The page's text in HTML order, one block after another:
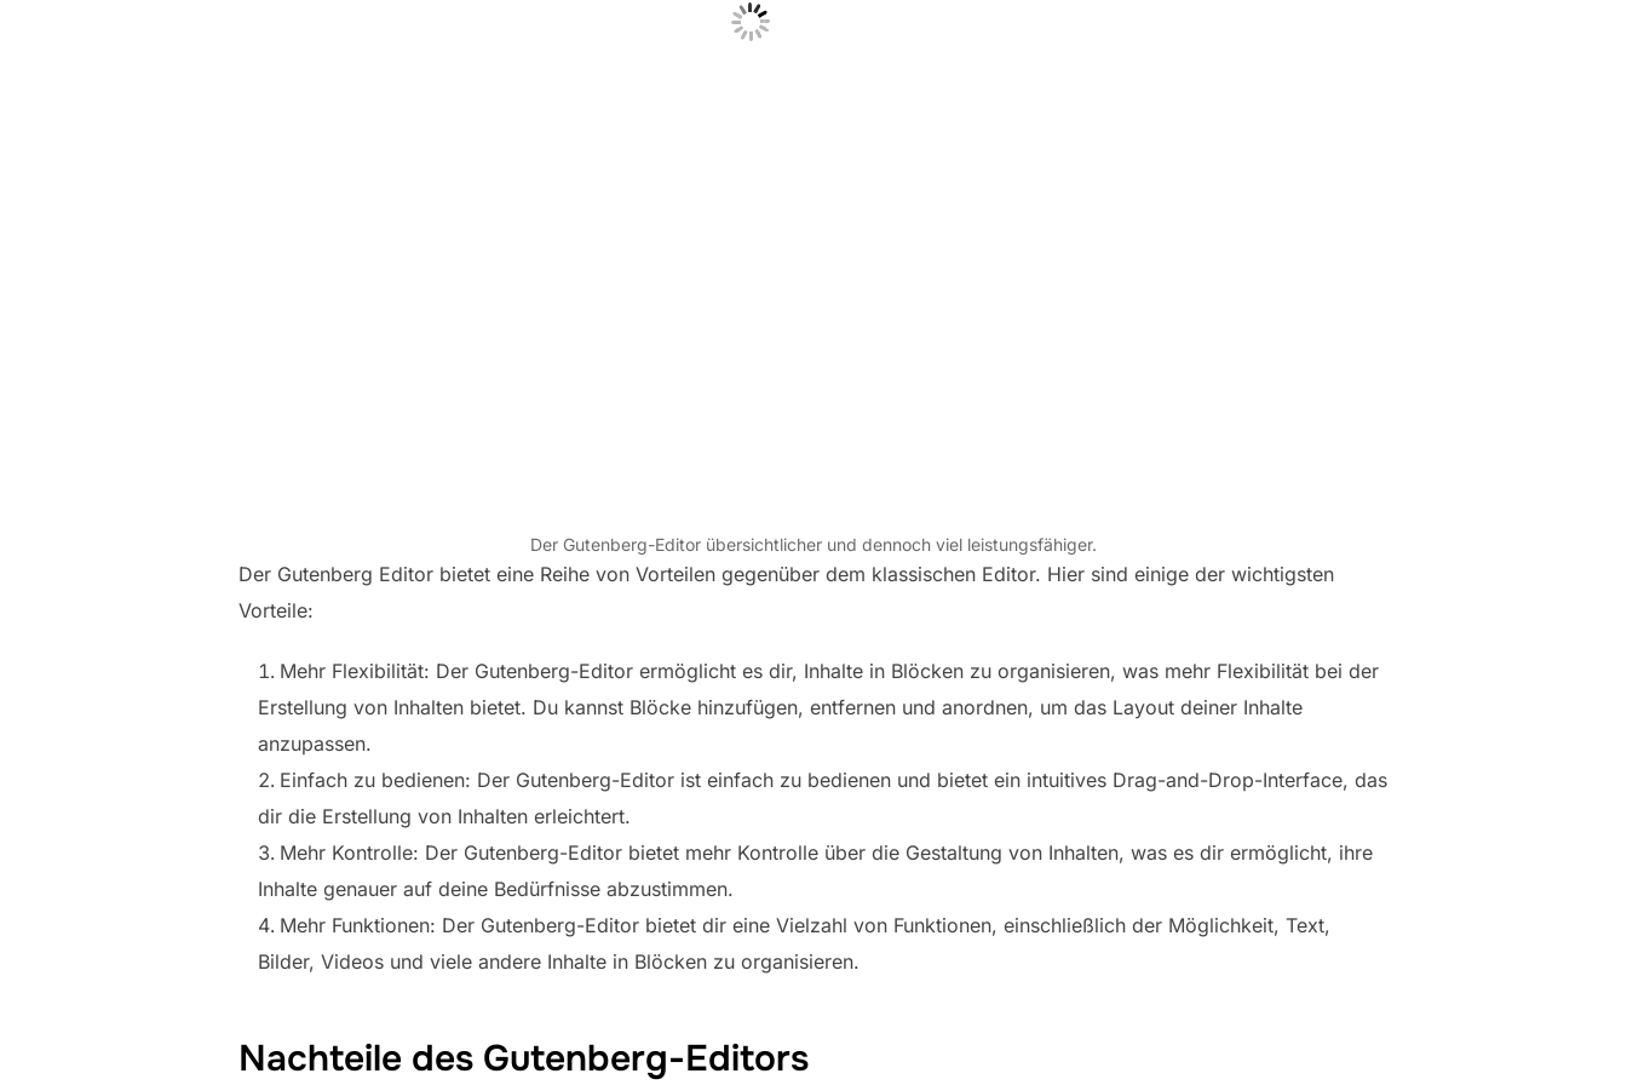
Der Gutenberg-Editor übersichtlicher und dennoch viel leistungsfähiger.
Der Gutenberg Editor bietet eine Reihe von Vorteilen gegenüber dem klassischen Editor. Hier sind einige der wichtigsten
Vorteile:
Mehr Flexibilität: Der Gutenberg-Editor ermöglicht es dir, Inhalte in Blöcken zu organisieren, was mehr Flexibilität bei der
Erstellung von Inhalten bietet. Du kannst Blöcke hinzufügen, entfernen und anordnen, um das Layout deiner Inhalte
anzupassen.
Einfach zu bedienen: Der Gutenberg-Editor ist einfach zu bedienen und bietet ein intuitives Drag-and-Drop-Interface, das
dir die Erstellung von Inhalten erleichtert.
Mehr Kontrolle: Der Gutenberg-Editor bietet mehr Kontrolle über die Gestaltung von Inhalten, was es dir ermöglicht, ihre
Inhalte genauer auf deine Bedürfnisse abzustimmen.
Mehr Funktionen: Der Gutenberg-Editor bietet dir eine Vielzahl von Funktionen, einschließlich der Möglichkeit, Text,
Bilder, Videos und viele andere Inhalte in Blöcken zu organisieren.
Nachteile des Gutenberg-Editors